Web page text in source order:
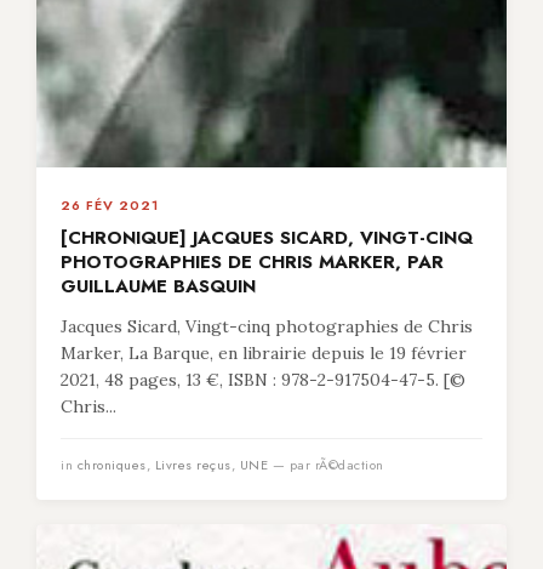
26 FÉV 2021
[CHRONIQUE] JACQUES SICARD, VINGT-CINQ
PHOTOGRAPHIES DE CHRIS MARKER, PAR
GUILLAUME BASQUIN
Jacques Sicard, Vingt-cinq photographies de Chris
Marker, La Barque, en librairie depuis le 19 février
2021, 48 pages, 13 €, ISBN : 978-2-917504-47-5. [©
Chris...
in chroniques, Livres reçus, UNE — par rÃ©daction